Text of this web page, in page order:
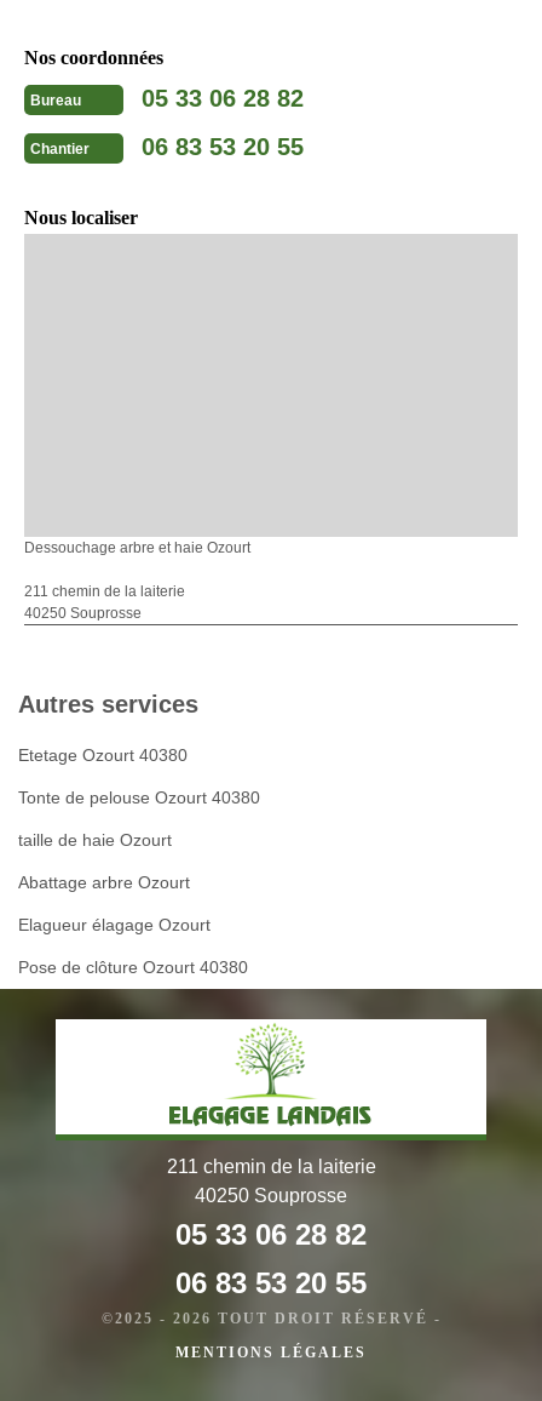
Nos coordonnées
Bureau 05 33 06 28 82
Chantier 06 83 53 20 55
Nous localiser
Dessouchage arbre et haie Ozourt
211 chemin de la laiterie
40250 Souprosse
Autres services
Etetage Ozourt 40380
Tonte de pelouse Ozourt 40380
taille de haie Ozourt
Abattage arbre Ozourt
Elagueur élagage Ozourt
Pose de clôture Ozourt 40380
211 chemin de la laiterie
40250 Souprosse
05 33 06 28 82
06 83 53 20 55
©2025 - 2026 TOUT DROIT RÉSERVÉ -
MENTIONS LÉGALES